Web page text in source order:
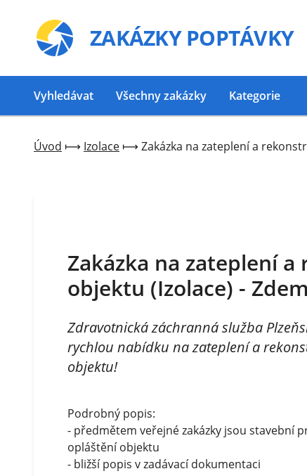
ZAKÁZKY POPTÁVKY
Vyhledávat Všechny zakázky Kategorie
Úvod ⟼ Izolace ⟼ Zakázka na zateplení a
Zakázka na zateplení
objektu (Izolace) -
Zdravotnická záchranná služba
rychlou nabídku na zateplení a
objektu!
Podrobný popis:
- předmětem veřejné zakázky jsou stavební
opláštění objektu
- bližší popis v zadávací dokumentaci